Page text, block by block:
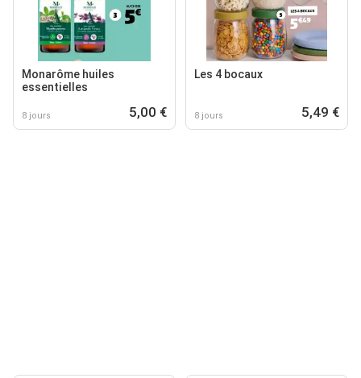
Monarôme huiles
essentielles
8 jours 5,00 €
Les 4 bocaux
8 jours 5,49 €